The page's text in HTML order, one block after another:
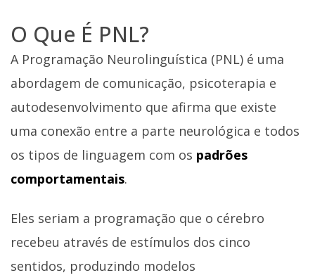
O Que É PNL?
A Programação Neurolinguística (PNL) é uma
abordagem de comunicação, psicoterapia e
autodesenvolvimento que afirma que existe
uma conexão entre a parte neurológica e todos
os tipos de linguagem com os padrões
comportamentais.
Eles seriam a programação que o cérebro
recebeu através de estímulos dos cinco
sentidos, produzindo modelos